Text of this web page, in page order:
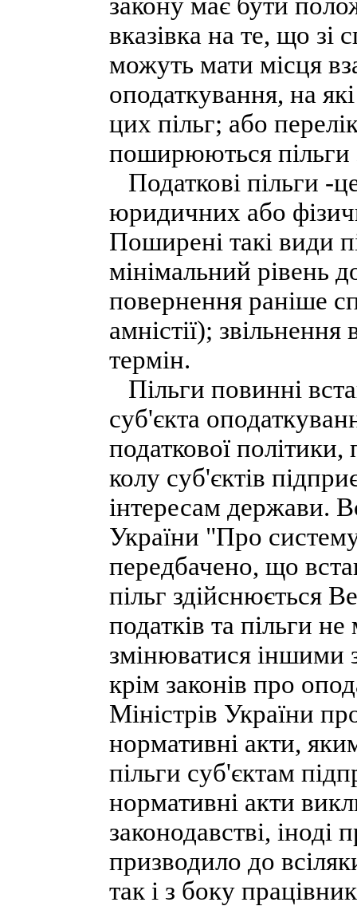
вказівка на те, що зі
можуть мати місця
оподаткування, на
цих пільг; або
поширюються пільги
Податкові пільги -
юридичних або
Поширені такі види
мінімальний рівень
повернення раніше
амністії);
термін.
Пільги повинні
суб'єкта
податкової
колу суб'єктів
інтересам держави.
України "Про
передбачено, що
пільг здійснюється
податків та пільги
змінюватися іншими
крім законів про
Міністрів України
нормативні акти,
пільги суб'єктам
нормативні акти
законодавстві,
призводило до
так і з боку